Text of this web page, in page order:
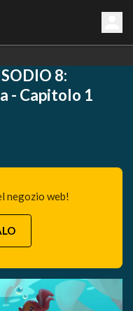
8:
- Capitolo 1
negozio web!